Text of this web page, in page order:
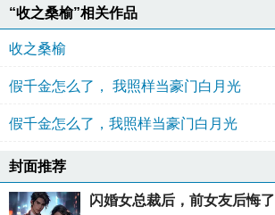
“收之桑榆”相关作品
收之桑榆
假千金怎么了， 我照样当豪门白月光
假千金怎么了，我照样当豪门白月光
封面推荐
闪婚女总裁后，前女友后悔了